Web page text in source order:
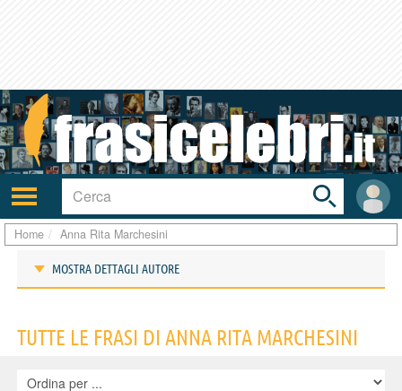
Attiva/disattiva
navigazione
User
area
Toggle
search
bar
Home Anna Rita Marchesini
MOSTRA DETTAGLI AUTORE
TUTTE LE FRASI DI ANNA RITA MARCHESINI